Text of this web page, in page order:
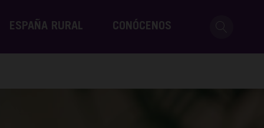
ESPAÑA RURAL CONÓCENOS